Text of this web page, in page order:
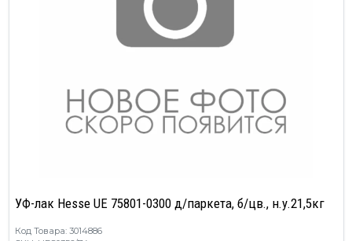
УФ-лак Hesse UE 75801-0300 д/паркета, б/цв., н.у.21,5кг
Код Товара: 3014886